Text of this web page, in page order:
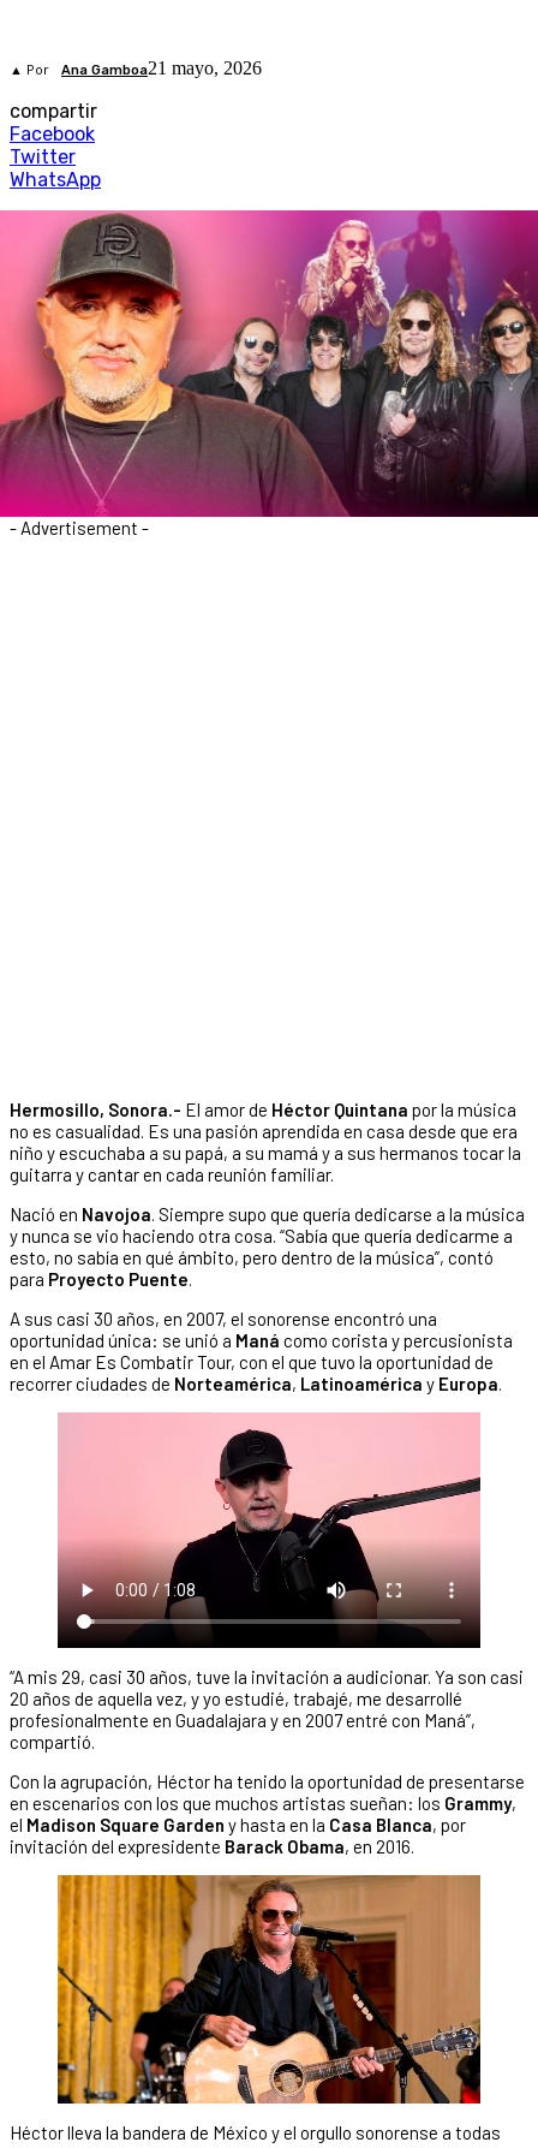
▲ Por Ana Gamboa21 mayo, 2026
compartir
Facebook
Twitter
WhatsApp
- Advertisement -
Hermosillo, Sonora.- El amor de Héctor Quintana por la música
no es casualidad. Es una pasión aprendida en casa desde que era
niño y escuchaba a su papá, a su mamá y a sus hermanos tocar la
guitarra y cantar en cada reunión familiar.
Nació en Navojoa. Siempre supo que quería dedicarse a la música
y nunca se vio haciendo otra cosa. “Sabía que quería dedicarme a
esto, no sabía en qué ámbito, pero dentro de la música”, contó
para Proyecto Puente.
A sus casi 30 años, en 2007, el sonorense encontró una
oportunidad única: se unió a Maná como corista y percusionista
en el Amar Es Combatir Tour, con el que tuvo la oportunidad de
recorrer ciudades de Norteamérica, Latinoamérica y Europa.
“A mis 29, casi 30 años, tuve la invitación a audicionar. Ya son casi
20 años de aquella vez, y yo estudié, trabajé, me desarrollé
profesionalmente en Guadalajara y en 2007 entré con Maná”,
compartió.
Con la agrupación, Héctor ha tenido la oportunidad de presentarse
en escenarios con los que muchos artistas sueñan: los Grammy,
el Madison Square Garden y hasta en la Casa Blanca, por
invitación del expresidente Barack Obama, en 2016.
Héctor lleva la bandera de México y el orgullo sonorense a todas